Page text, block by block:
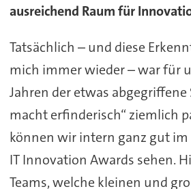
ausreichend Raum für
Tatsächlich – und diese
mich immer wieder – war für
Jahren der etwas abgegriffene
macht erfinderisch“ ziemlich
können wir intern ganz gut
IT Innovation Awards sehen.
Teams, welche kleinen und